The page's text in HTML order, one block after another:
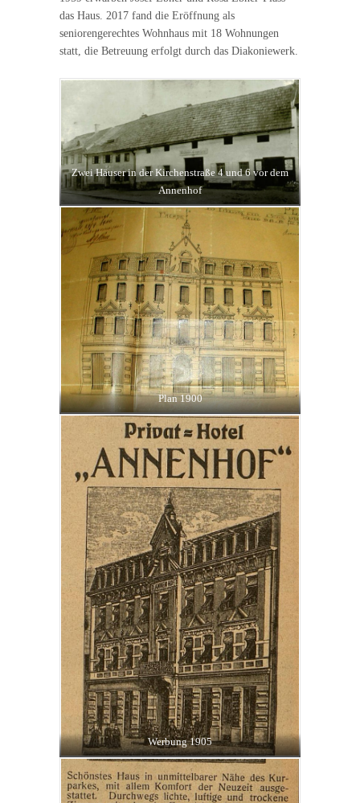
das Haus. 2017 fand die Eröffnung als
seniorengerechtes Wohnhaus mit 18 Wohnungen
statt, die Betreuung erfolgt durch das Diakoniewerk.
Zwei Häuser in der Kirchenstraße 4 und 6 vor dem
Annenhof
Plan 1900
Werbung 1905